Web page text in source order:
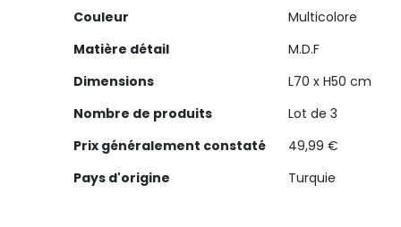
gallery
Couleur
Multicolore
Matière détail
M.D.F
Dimensions
L70 x H50 cm
Nombre de produits
Lot de 3
Prix généralement constaté
49,99 €
Pays d'origine
Turquie